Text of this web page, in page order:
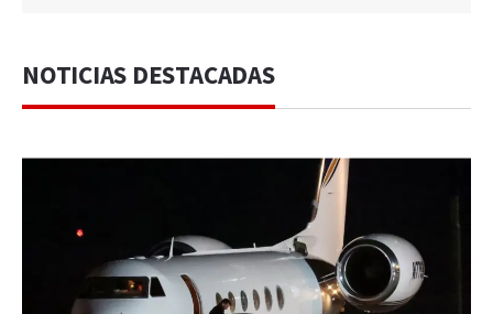
NOTICIAS DESTACADAS